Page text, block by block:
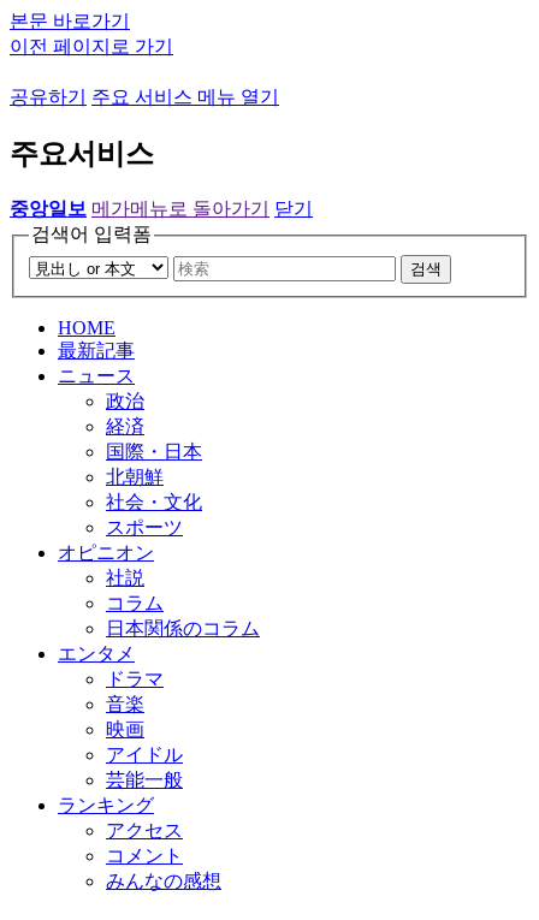
본문 바로가기
이전 페이지로 가기
공유하기 주요 서비스 메뉴 열기
주요서비스
중앙일보 메가메뉴로 돌아가기
닫기
검색어 입력폼
검색
HOME
最新記事
ニュース
政治
経済
国際・日本
北朝鮮
社会・文化
スポーツ
オピニオン
社説
コラム
日本関係のコラム
エンタメ
ドラマ
音楽
映画
アイドル
芸能一般
ランキング
アクセス
コメント
みんなの感想